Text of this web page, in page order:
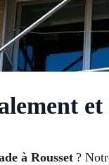
à Rousset ?